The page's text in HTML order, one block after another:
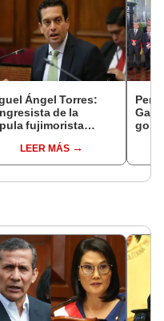
Ángel Torres:
de la
fujimorista
Senado
LEER MÁS